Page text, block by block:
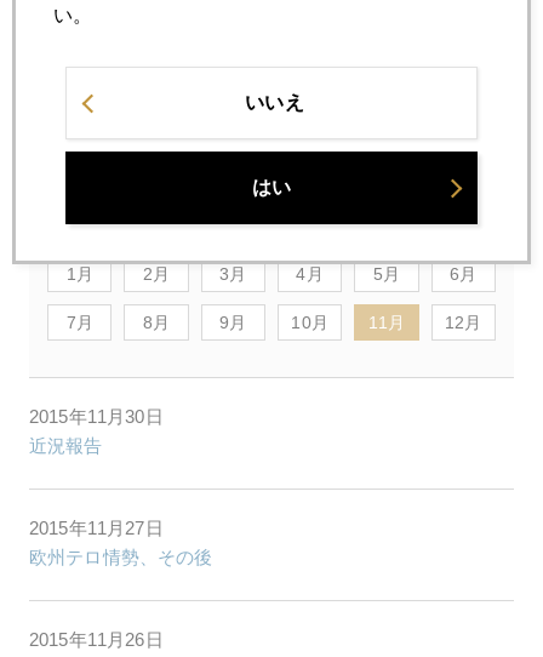
い」という記事がデカデカと出てた。
2015年
1月 2月 3月 4月 5月 6月
7月 8月 9月 10月 11月 12月
2015年11月30日
近況報告
2015年11月27日
欧州テロ情勢、その後
2015年11月26日
い。
いいえ
はい